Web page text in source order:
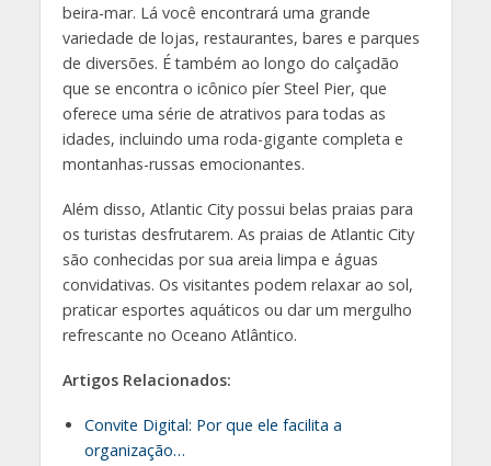
beira-mar. Lá você encontrará uma grande
variedade de lojas, restaurantes, bares e parques
de diversões. É também ao longo do calçadão
que se encontra o icônico píer Steel Pier, que
oferece uma série de atrativos para todas as
idades, incluindo uma roda-gigante completa e
montanhas-russas emocionantes.
Além disso, Atlantic City possui belas praias para
os turistas desfrutarem. As praias de Atlantic City
são conhecidas por sua areia limpa e águas
convidativas. Os visitantes podem relaxar ao sol,
praticar esportes aquáticos ou dar um mergulho
refrescante no Oceano Atlântico.
Artigos Relacionados:
Convite Digital: Por que ele facilita a
organização…